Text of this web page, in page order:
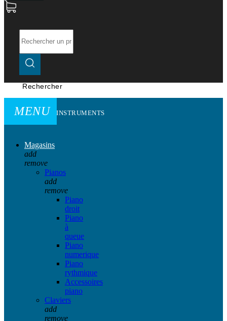
Rechercher
MENU INSTRUMENTS
Magasins
add
remove
Pianos
add
remove
Piano
droit
Piano
à
queue
Piano
numerique
Piano
rythmique
Accessoires
piano
Claviers
add
remove